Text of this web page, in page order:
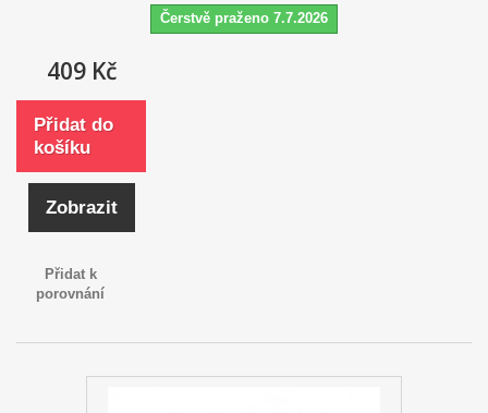
Čerstvě praženo 7.7.2026
409 Kč
Přidat do
košíku
Zobrazit
Přidat k
porovnání